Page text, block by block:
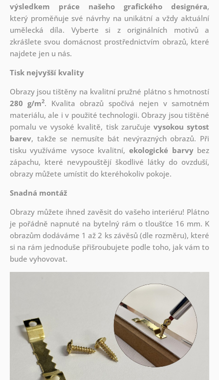
výsledkem práce našeho grafického designéra,
který proměňuje své návrhy na unikátní a vždy aktuální
umělecká díla. Vyberte si z originálních motivů a
zkrášlete svou domácnost prostřednictvím obrazů, které
najdete jen u nás.
Tisk nejvyšší kvality
Obrazy jsou tištěny na kvalitní pružné plátno s hmotností
280 g/m2. Kvalita obrazů spočívá nejen v samotném
materiálu, ale i v použité technologii. Obrazy jsou tištěné
pomalu ve vysoké kvalitě, tisk zaručuje vysokou sytost
barev, takže se nemusíte bát nevýrazných obrazů. Při
tisku využíváme vysoce kvalitní,ekologické barvybez
zápachu, které nevypouštějí škodlivé látky do ovzduší,
obrazy můžete umístit do kteréhokoliv pokoje.
Snadná montáž
Obrazy můžete ihned zavěsit do vašeho interiéru! Plátno
je pořádně napnuté na bytelný rám o tloušťce 16 mm. K
obrazům dodáváme 1 až 2 ks závěsů (dle rozměru), které
si na rám jednoduše přišroubujete podle toho, jak vám to
bude vyhovovat.